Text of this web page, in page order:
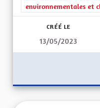
environnementales et
CRÉÉ LE
13/05/2023